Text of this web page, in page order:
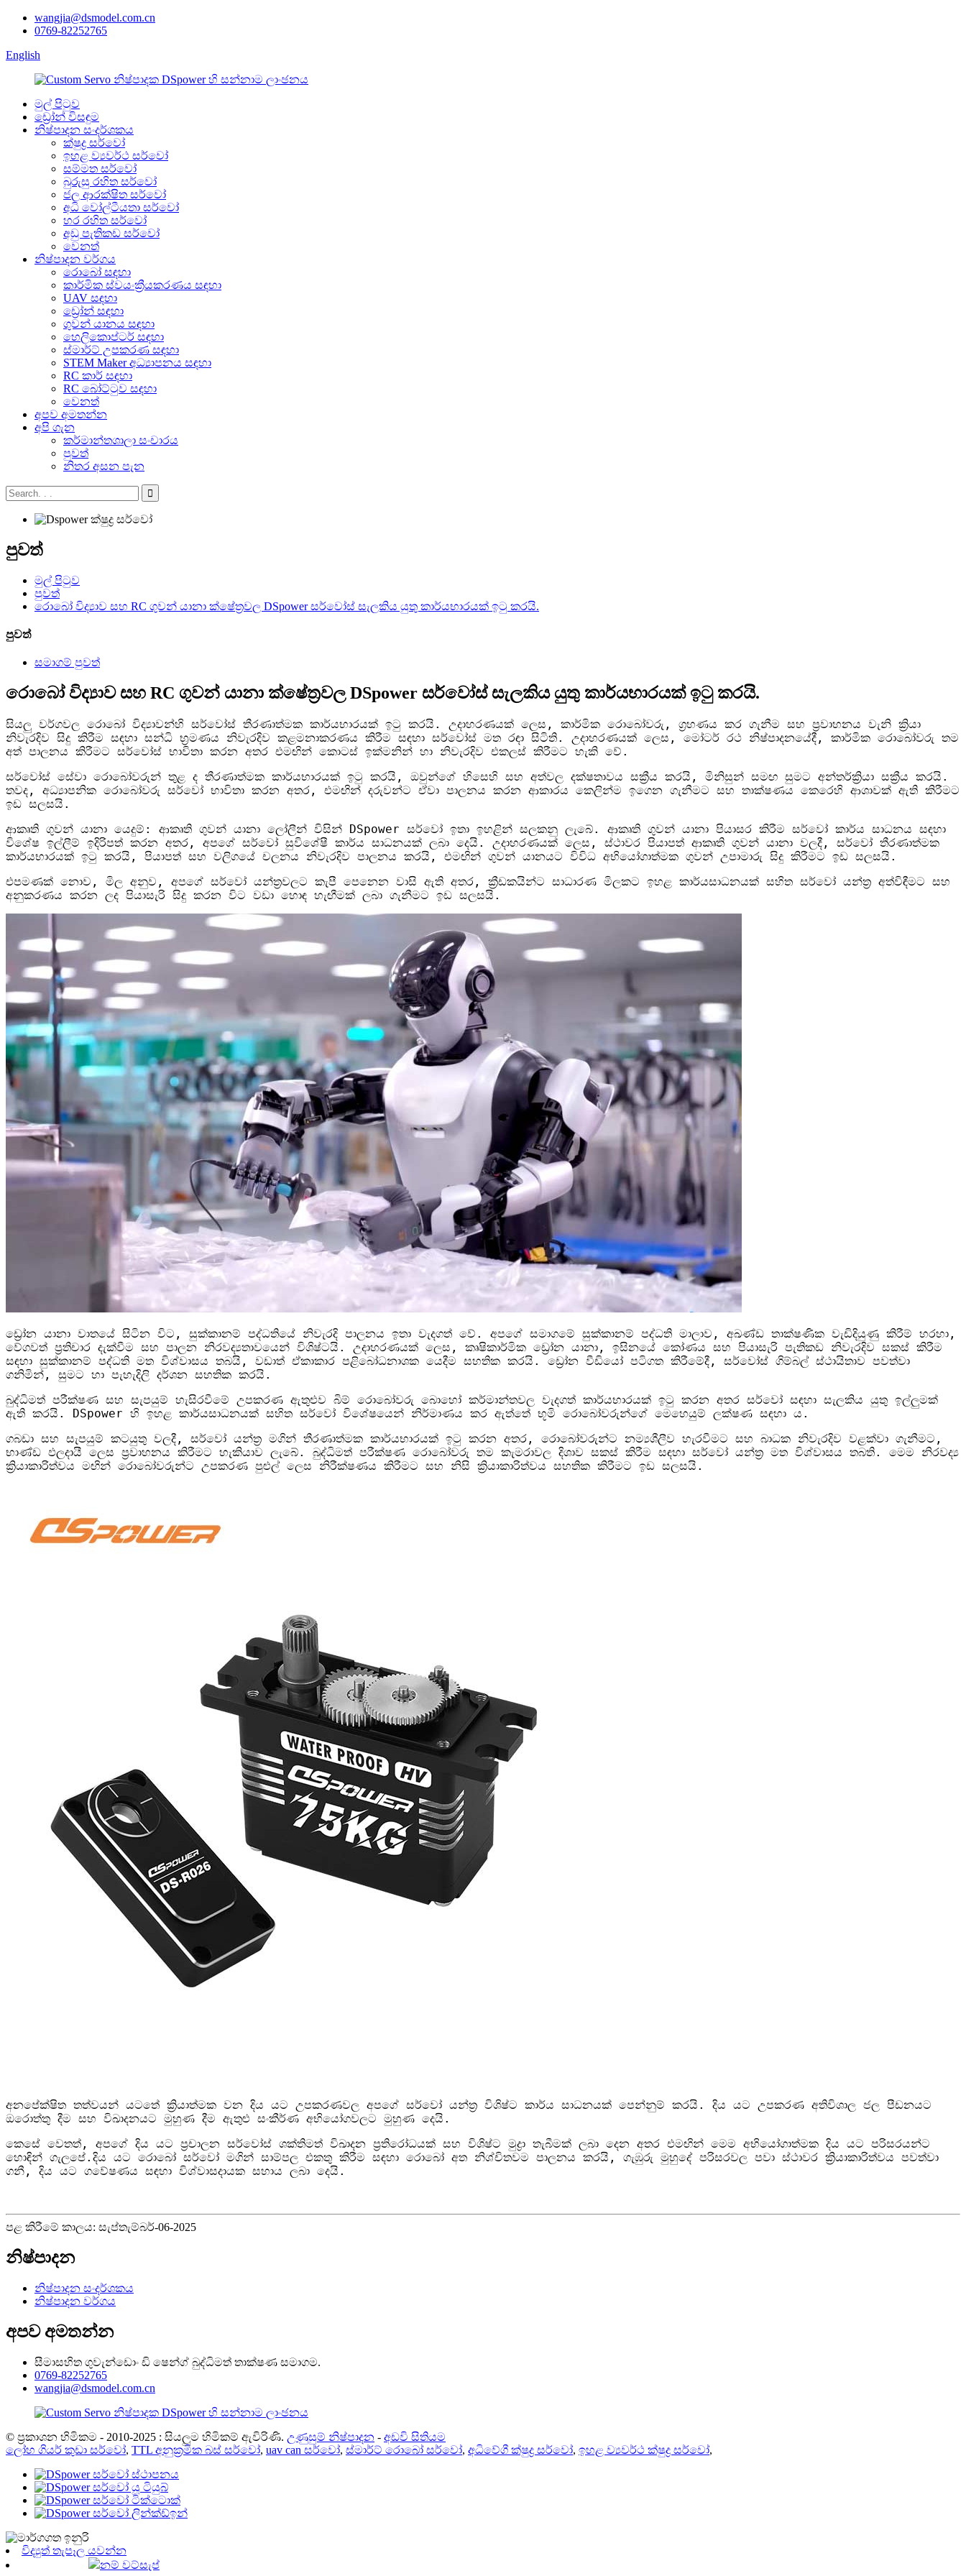
wangjia@dsmodel.com.cn
0769-82252765
English
මුල් පිටුව
ඩ්‍රෝන් විසඳුම
නිෂ්පාදන සංදර්ශකය
ක්ෂුද්‍ර සර්වෝ
ඉහළ ව්‍යවර්ථ සර්වෝ
සම්මත සර්වෝ
බුරුසු රහිත සර්වෝ
ජල ආරක්ෂිත සර්වෝ
අධි වෝල්ටීයතා සර්වෝ
හර රහිත සර්වෝ
අඩු පැතිකඩ සර්වෝ
වෙනත්
නිෂ්පාදන වර්ගය
රොබෝ සඳහා
කාර්මික ස්වයංක්‍රීයකරණය සඳහා
UAV සඳහා
ඩ්‍රෝන් සඳහා
ගුවන් යානය සඳහා
හෙලිකොප්ටර් සඳහා
ස්මාර්ට් උපකරණ සඳහා
STEM Maker අධ්‍යාපනය සඳහා
RC කාර් සඳහා
RC බෝට්ටුව සඳහා
වෙනත්
අපව අමතන්න
අපි ගැන
කර්මාන්තශාලා සංචාරය
පුවත්
නිතර අසන පැන
පුවත්
මුල් පිටුව
පුවත්
රොබෝ විද්‍යාව සහ RC ගුවන් යානා ක්ෂේත්‍රවල DSpower සර්වෝස් සැලකිය යුතු කාර්යභාරයක් ඉටු කරයි.
පුවත්
සමාගම් පුවත්
රොබෝ විද්‍යාව සහ RC ගුවන් යානා ක්ෂේත්‍රවල DSpower සර්වෝස් සැලකිය යුතු කාර්යභාරයක් ඉටු කරයි.
සියලු වර්ගවල රොබෝ විද්‍යාවන්හි සර්වෝස් තීරණාත්මක කාර්යභාරයක් ඉටු කරයි. උදාහරණයක් ලෙස, කාර්මික රොබෝවරු, ග්‍රහණය කර ගැනීම සහ ප්‍රවාහනය වැනි ක්‍රියා
නිවැරදිව සිදු කිරීම සඳහා සන්ධි භ්‍රමණය නිවැරදිව කළමනාකරණය කිරීම සඳහා සර්වෝස් මත රඳා සිටිති. උදාහරණයක් ලෙස, මෝටර් රථ නිෂ්පාදනයේදී, කාර්මික රොබෝවරු තම
අත් පාලනය කිරීමට සර්වෝස් භාවිතා කරන අතර එමඟින් කොටස් ඉක්මනින් හා නිවැරදිව එකලස් කිරීමට හැකි වේ.
සර්වෝස් සේවා රොබෝවරුන් තුළ ද තීරණාත්මක කාර්යභාරයක් ඉටු කරයි, ඔවුන්ගේ හිසෙහි සහ අත්වල දක්ෂතාවය සක්‍රීය කරයි, මිනිසුන් සමඟ සුමට අන්තර්ක්‍රියා සක්‍රීය කරයි.
තවද, අධ්‍යාපනික රොබෝවරු සර්වෝ භාවිතා කරන අතර, එමඟින් දරුවන්ට ඒවා පාලනය කරන ආකාරය කෙලින්ම ඉගෙන ගැනීමට සහ තාක්ෂණය කෙරෙහි ආශාවක් ඇති කිරීමට
ඉඩ සලසයි.
ආකෘති ගුවන් යානා යෙදුම්: ආකෘති ගුවන් යානා ලෝලීන් විසින් DSpower සර්වෝ ඉතා ඉහළින් සලකනු ලැබේ. ආකෘති ගුවන් යානා පියාසර කිරීම සර්වෝ කාර්ය සාධනය සඳහා
විශේෂ ඉල්ලීම් ඉදිරිපත් කරන අතර, අපගේ සර්වෝ සුවිශේෂී කාර්ය සාධනයක් ලබා දෙයි. උදාහරණයක් ලෙස, ස්ථාවර පියාපත් ආකෘති ගුවන් යානා වලදී, සර්වෝ තීරණාත්මක
කාර්යභාරයක් ඉටු කරයි, පියාපත් සහ වලිගයේ චලනය නිවැරදිව පාලනය කරයි, එමඟින් ගුවන් යානයට විවිධ අභියෝගාත්මක ගුවන් උපාමාරු සිදු කිරීමට ඉඩ සලසයි.
එපමණක් නොව, මිල අනුව, අපගේ සර්වෝ යන්ත්‍රවලට කැපී පෙනෙන වාසි ඇති අතර, ක්‍රීඩකයින්ට සාධාරණ මිලකට ඉහළ කාර්යසාධනයක් සහිත සර්වෝ යන්ත්‍ර අත්විඳීමට සහ
අනුකරණය කරන ලද පියාසැරි සිදු කරන විට වඩා හොඳ හැඟීමක් ලබා ගැනීමට ඉඩ සලසයි.
ඩ්‍රෝන යානා වාතයේ සිටින විට, සුක්කානම් පද්ධතියේ නිවැරදි පාලනය ඉතා වැදගත් වේ. අපගේ සමාගමේ සුක්කානම් පද්ධති මාලාව, අඛණ්ඩ තාක්ෂණික වැඩිදියුණු කිරීම් හරහා,
වේගවත් ප්‍රතිචාර දැක්වීම සහ පාලන නිරවද්‍යතාවයෙන් විශිෂ්ටයි. උදාහරණයක් ලෙස, කෘෂිකාර්මික ඩ්‍රෝන යානා, ඉසිනයේ කෝණය සහ පියාසැරි පැතිකඩ නිවැරදිව සකස් කිරීම
සඳහා සුක්කානම් පද්ධති මත විශ්වාසය තබයි, වඩාත් ඒකාකාර පළිබෝධනාශක යෙදීම සහතික කරයි. ඩ්‍රෝන වීඩියෝ පටිගත කිරීමේදී, සර්වෝස් ගිම්බල් ස්ථායිතාව පවත්වා
ගනිමින්, සුමට හා පැහැදිලි දර්ශන සහතික කරයි.
බුද්ධිමත් පරීක්ෂණ සහ සැපයුම් හැසිරවීමේ උපකරණ ඇතුළුව බිම් රොබෝවරු බොහෝ කර්මාන්තවල වැදගත් කාර්යභාරයක් ඉටු කරන අතර සර්වෝ සඳහා සැලකිය යුතු ඉල්ලුමක්
ඇති කරයි. DSpower හි ඉහළ කාර්යසාධනයක් සහිත සර්වෝ විශේෂයෙන් නිර්මාණය කර ඇත්තේ භූමි රොබෝවරුන්ගේ මෙහෙයුම් ලක්ෂණ සඳහා ය.
ගබඩා සහ සැපයුම් කටයුතු වලදී, සර්වෝ යන්ත්‍ර මගින් තීරණාත්මක කාර්යභාරයක් ඉටු කරන අතර, රොබෝවරුන්ට නම්‍යශීලීව හැරවීමට සහ බාධක නිවැරදිව වළක්වා ගැනීමට,
භාණ්ඩ ඵලදායී ලෙස ප්‍රවාහනය කිරීමට හැකියාව ලැබේ. බුද්ධිමත් පරීක්ෂණ රොබෝවරු තම කැමරාවල දිශාව සකස් කිරීම සඳහා සර්වෝ යන්ත්‍ර මත විශ්වාසය තබති. මෙම නිරවද්‍ය
ක්‍රියාකාරිත්වය මඟින් රොබෝවරුන්ට උපකරණ පුළුල් ලෙස නිරීක්ෂණය කිරීමට සහ නිසි ක්‍රියාකාරිත්වය සහතික කිරීමට ඉඩ සලසයි.
අනපේක්ෂිත තත්වයන් යටතේ ක්‍රියාත්මක වන දිය යට උපකරණවල අපගේ සර්වෝ යන්ත්‍ර විශිෂ්ට කාර්ය සාධනයක් පෙන්නුම් කරයි. දිය යට උපකරණ අතිවිශාල ජල පීඩනයට
ඔරොත්තු දීම සහ විඛාදනයට මුහුණ දීම ඇතුළු සංකීර්ණ අභියෝගවලට මුහුණ දෙයි.
කෙසේ වෙතත්, අපගේ දිය යට ප්‍රචාලන සර්වෝස් ශක්තිමත් විඛාදන ප්‍රතිරෝධයක් සහ විශිෂ්ට මුද්‍රා තැබීමක් ලබා දෙන අතර එමඟින් මෙම අභියෝගාත්මක දිය යට පරිසරයන්ට
හොඳින් ගැලපේ. දිය යට රොබෝ සර්වෝ මගින් සාම්පල එකතු කිරීම සඳහා රොබෝ අත නිශ්චිතවම පාලනය කරයි, ගැඹුරු මුහුදේ පරිසරවල පවා ස්ථාවර ක්‍රියාකාරිත්වය පවත්වා
ගනී, දිය යට ගවේෂණය සඳහා විශ්වාසදායක සහාය ලබා දෙයි.
පළ කිරීමේ කාලය: සැප්තැම්බර්-06-2025
නිෂ්පාදන
නිෂ්පාදන සංදර්ශකය
නිෂ්පාදන වර්ගය
අපව අමතන්න
සීමාසහිත ගුවැන්ඩොං ඩි ෂෙන්ග් බුද්ධිමත් තාක්ෂණ සමාගම.
0769-82252765
wangjia@dsmodel.com.cn
© ප්‍රකාශන හිමිකම - 2010-2025 : සියලුම හිමිකම් ඇවිරිණි. උණුසුම් නිෂ්පාදන - අඩවි සිතියම
ලෝහ ගියර් කුඩා සර්වෝ, TTL අනුක්‍රමික බස් සර්වෝ, uav can සර්වෝ, ස්මාර්ට් රොබෝ සර්වෝ, අධිවේගී ක්ෂුද්‍ර සර්වෝ, ඉහළ ව්‍යවර්ථ ක්ෂුද්‍ර සර්වෝ,
විද්‍යුත් තැපෑල යවන්න
නම් වට්සැප්